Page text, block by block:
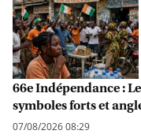
66e Indépendance :
symboles forts et
07/08/2026 08:29